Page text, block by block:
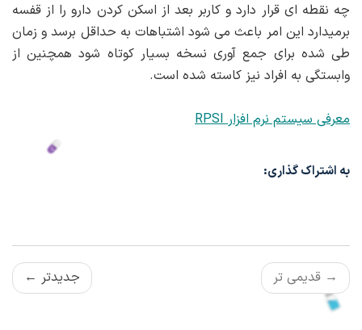
چه نقطه ای قرار دارد و کاربر بعد از اسکن کردن دارو را از قفسه
برمیدارد این امر باعث می شود اشتباهات به حداقل برسد و زمان
طی شده برای جمع آوری نسخه بسیار کوتاه شود همچنین از
وابستگی به افراد نیز کاسته شده است.
معرفی سیستم نرم افزار RPSI
به اشتراک گذاری:
→ قدیمی تر جدیدتر ←